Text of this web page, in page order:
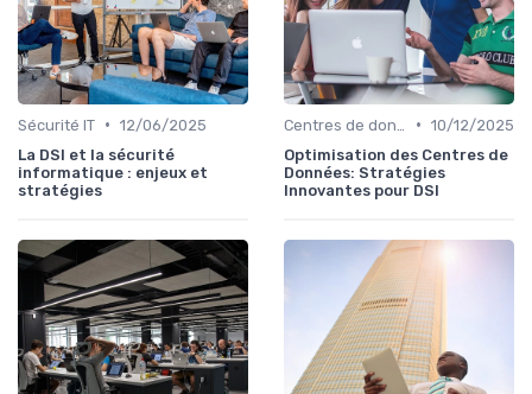
Sécurité IT • 12/06/2025
La DSI et la sécurité
informatique : enjeux et
stratégies
• 10/12/2025
Optimisation des Centres de
Données: Stratégies
Innovantes pour DSI